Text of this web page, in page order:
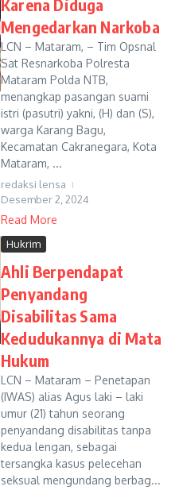
Karena Diduga
Mengedarkan Narkoba
LCN – Mataram, – Tim Opsnal
Sat Resnarkoba Polresta
Mataram Polda NTB,
menangkap pasangan suami
istri (pasutri) yakni, (H) dan (S),
warga Karang Bagu,
Kecamatan Cakranegara, Kota
Mataram, ...
redaksi lensa
Desember 2, 2024
Read More
Hukrim
Ahli Berpendapat
Penyandang
Disabilitas Sama
Kedudukannya di Mata
Hukum
LCN – Mataram – Penetapan
(IWAS) alias Agus laki – laki
umur (21) tahun seorang
penyandang disabilitas tanpa
kedua lengan, sebagai
tersangka kasus pelecehan
seksual mengundang berbag...